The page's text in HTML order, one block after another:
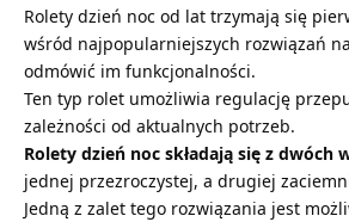
Rolety dzień noc od lat trzymają się
wśród najpopularniejszych rozwiązań
odmówić im funkcjonalności.
Ten typ rolet umożliwia regulację
zależności od aktualnych potrzeb.
Rolety dzień noc składają się z dwóch
jednej przezroczystej, a drugiej
Jedną z zalet tego rozwiązania jest